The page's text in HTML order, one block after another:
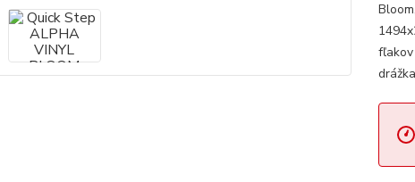
fľakov